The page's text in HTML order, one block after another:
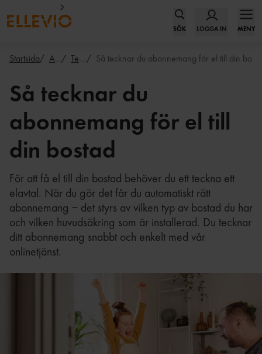
SÖK LOGGA IN MENY
Startsida Så tecknar du abonnemang för el till din
Så tecknar du
abonnemang för el till
din bostad
För att få el till din bostad behöver du ett teckna ett
elavtal. När du gör det får du automatiskt rätt
abonnemang – det styrs av vilken typ av bostad du har
och vilken huvudsäkring som är installerad. Du tecknar
ditt abonnemang snabbt och enkelt med vår
onlinetjänst.